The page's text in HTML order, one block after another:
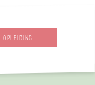
OPLEIDING